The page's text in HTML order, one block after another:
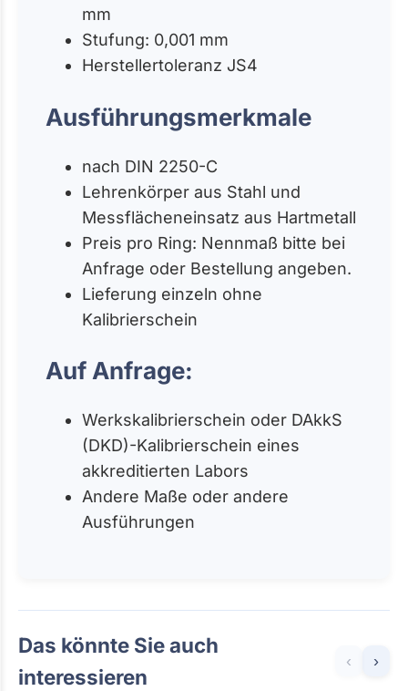
mm
Stufung: 0,001 mm
Herstellertoleranz JS4
Ausführungsmerkmale
nach DIN 2250-C
Lehrenkörper aus Stahl und
Messflächeneinsatz aus Hartmetall
Preis pro Ring: Nennmaß bitte bei
Anfrage oder Bestellung angeben.
Lieferung einzeln ohne
Kalibrierschein
Auf Anfrage:
Werkskalibrierschein oder DAkkS
(DKD)-Kalibrierschein eines
akkreditierten Labors
Andere Maße oder andere
Ausführungen
Das könnte Sie auch
interessieren
‹ ›